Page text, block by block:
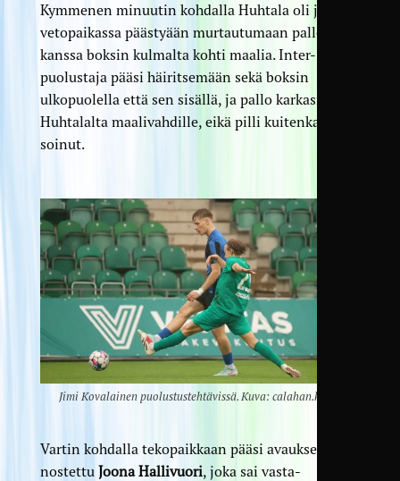
Kymmenen minuutin kohdalla Huhtala oli jälleen
veto­paikassa päästyään murtautumaan pallon
kanssa boksin kulmalta kohti maalia. Inter-
puolustaja pääsi häiritsemään sekä boksin
ulkopuolella että sen sisällä, ja pallo karkasi
Huhtalalta maalivahdille, eikä pilli kuitenkaan
soinut.
Jimi Kovalainen puolustustehtävissä. Kuva: calahan.kuvat
Vartin kohdalla tekopaikkaan pääsi avaukseen
nostettu Joona Hallivuori, joka sai vasta­